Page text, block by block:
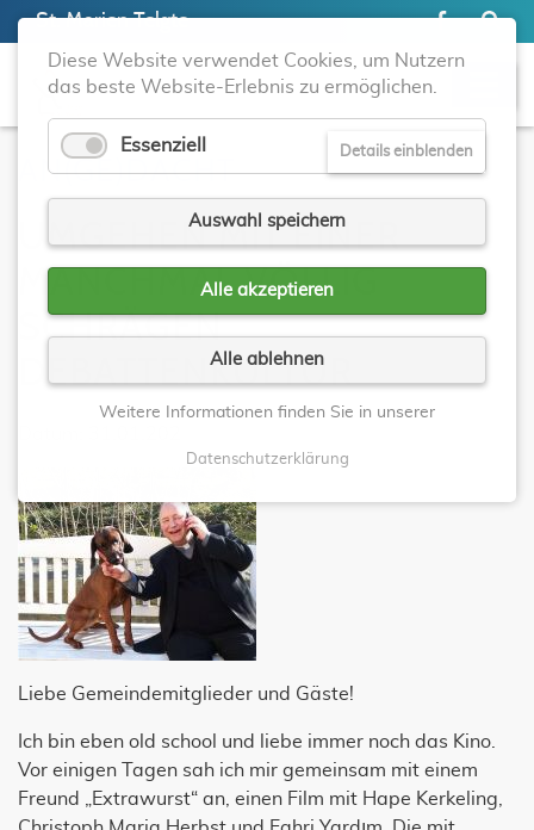
St. Marien Telgte
AN(GE)DACHT
UMGEHEN MIT EINER
MANCHMAL VÖLLIG
SCHRÄGEN
DEBATTENKULTUR
Liebe Gemeindemitglieder und Gäste!
Ich bin eben old school und liebe immer noch das Kino.
Vor einigen Tagen sah ich mir gemeinsam mit einem
Freund „Extrawurst“ an, einen Film mit Hape Kerkeling,
Diese Website verwendet Cookies, um Nutzern
das beste Website-Erlebnis zu ermöglichen.
Essenziell Details einblenden
Auswahl speichern
Alle akzeptieren
Alle ablehnen
Weitere Informationen finden Sie in unserer
Datenschutzerklärung